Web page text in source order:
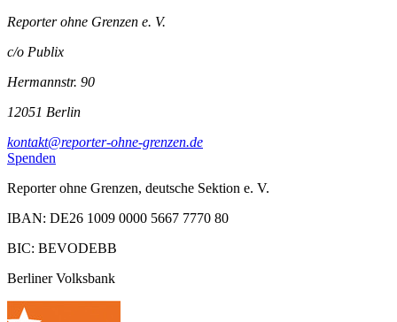
Reporter ohne Grenzen e. V.
c/o Publix
Hermannstr. 90
12051 Berlin
kontakt@reporter-ohne-grenzen.de
Spenden
Reporter ohne Grenzen, deutsche Sektion e. V.
IBAN: DE26 1009 0000 5667 7770 80
BIC: BEVODEBB
Berliner Volksbank